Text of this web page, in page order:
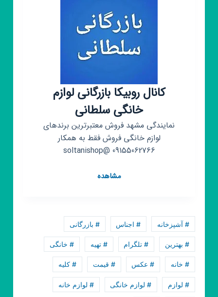
کانال روبیکا بازرگانی لوازم
خانگی سلطانی
نمایندگی مشهد فروش معتبرترین برندهای
لوازم خانگی فروش فقط به همکار
09155062766 @soltanishop
مشاهدهکانال
خانگی
سلطانی
# آشپزخانه # اجناس # بازرگانی
# بهترین # تلگرام # تهیه # خانگی
# خانه # عکس # قیمت # کلیه
# لوازم # لوازم خانگی # لوازم خانه